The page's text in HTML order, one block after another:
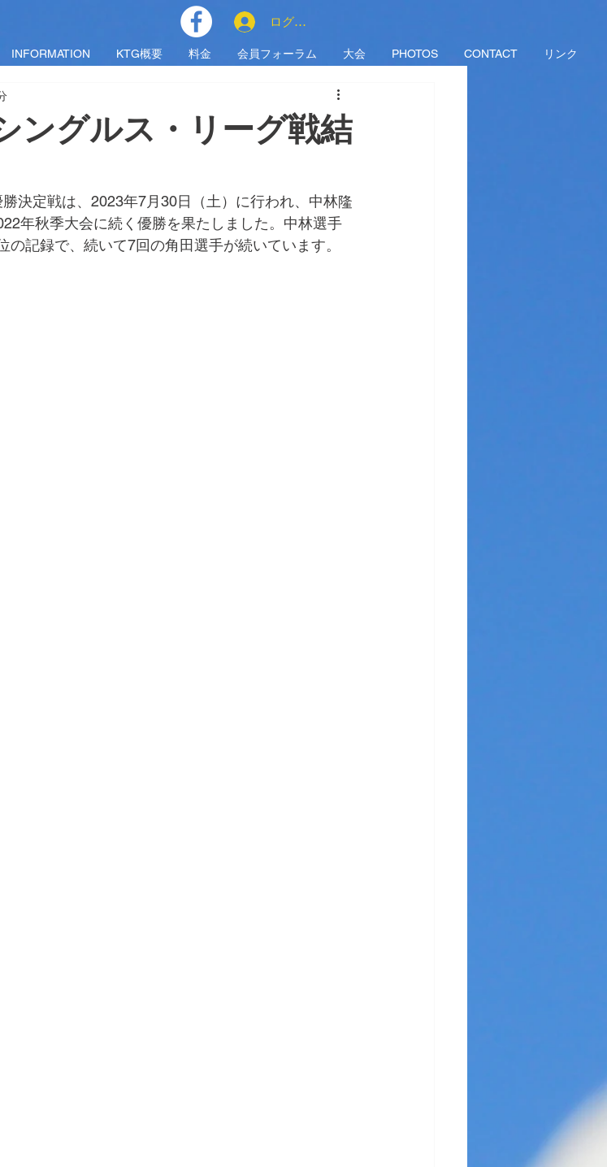
INFORMATION KTG概要 料金 会員フォーラム 大会 PHOTOS CONTACT リンク
ログイン
ングルス・リーグ戦結
決定戦は、2023年7月30日（土）に行われ、中林隆
年秋季大会に続く優勝を果たしました。中林選手
記録で、続いて7回の角田選手が続いています。